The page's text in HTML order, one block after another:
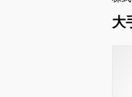
大